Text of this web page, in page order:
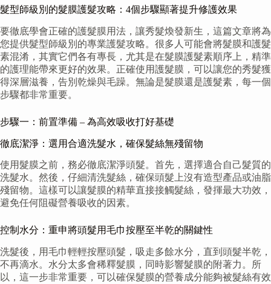
髮型師級別的髮膜護髮攻略：4個步驟顯著提升修護效果
要徹底學會正確的護髮膜用法，讓秀髮煥發新生，這篇文章將為
您提供髮型師級別的專業護髮攻略。很多人可能會將髮膜和護髮
素混淆，其實它們各有專長，尤其是在髮膜護髮素順序上，精準
的護理能帶來更好的效果。正確使用護髮膜，可以讓您的秀髮獲
得深層滋養，告別乾燥與毛躁。無論是髮膜還是護髮素，每一個
步驟都非常重要。
步驟一：前置準備 – 為高效吸收打好基礎
徹底潔淨：選用合適洗髮水，確保髮絲無殘留物
使用髮膜之前，務必徹底潔淨頭髮。首先，選擇適合自己髮質的
洗髮水。然後，仔細清洗髮絲，確保頭髮上沒有造型產品或油脂
殘留物。這樣可以讓髮膜的精華直接接觸髮絲，發揮最大功效，
避免任何阻礙營養吸收的因素。
控制水分：重申將頭髮用毛巾按壓至半乾的關鍵性
洗髮後，用毛巾輕輕按壓頭髮，吸走多餘水分，直到頭髮半乾，
不再滴水。水分太多會稀釋髮膜，同時影響髮膜的附著力。所
以，這一步非常重要，可以確保髮膜的營養成分能夠被髮絲有效